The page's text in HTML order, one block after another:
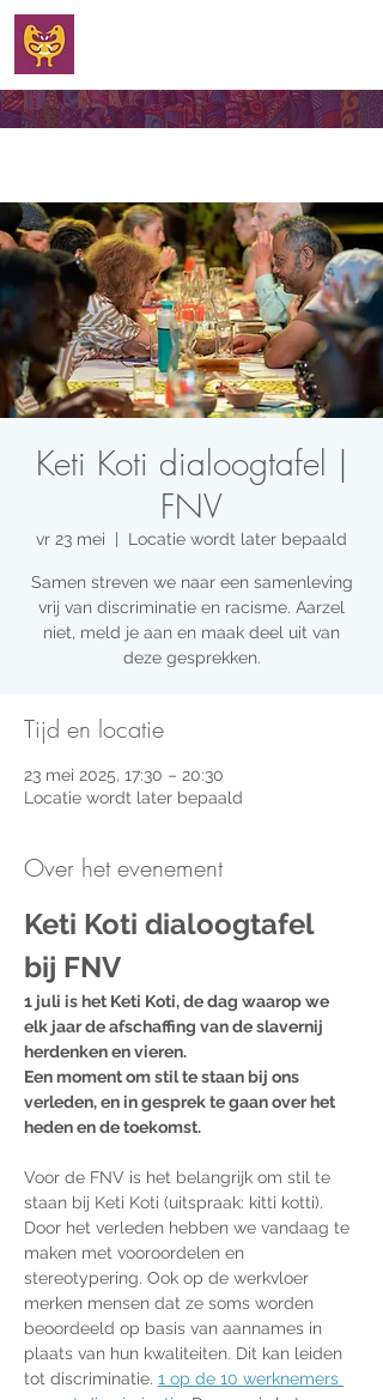
Keti Koti dialoogtafel |
FNV
vr 23 mei Locatie wordt later bepaald
Samen streven we naar een samenleving
vrij van discriminatie en racisme. Aarzel
niet, meld je aan en maak deel uit van
deze gesprekken.
Tijd en locatie
23 mei 2025, 17:30 – 20:30
Locatie wordt later bepaald
Over het evenement
Keti Koti dialoogtafel
bij FNV
1 juli is het Keti Koti, de dag waarop we
elk jaar de afschaffing van de slavernij
herdenken en vieren.
Een moment om stil te staan bij ons
verleden, en in gesprek te gaan over het
heden en de toekomst.
Voor de FNV is het belangrijk om stil te
staan bij Keti Koti (uitspraak: kitti kotti).
Door het verleden hebben we vandaag te
maken met vooroordelen en
stereotypering. Ook op de werkvloer
merken mensen dat ze soms worden
beoordeeld op basis van aannames in
plaats van hun kwaliteiten. Dit kan leiden
tot discriminatie. 1 op de 10 werknemers